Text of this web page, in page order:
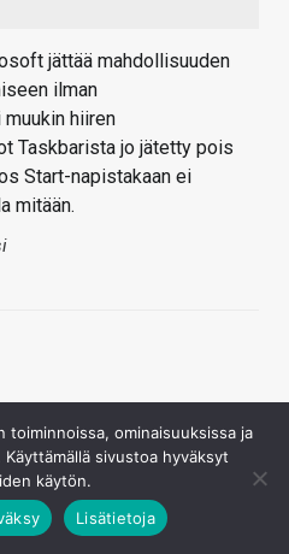
jättää mahdollisuuden
ilman
hiiren
Taskbarista jo jätetty pois
Start-napistakaan ei
mitään.
päivittään prosessoria kun
toiminnoissa, ominaisuuksissa ja
sivustoa hyväksyt
käytön.
Lisätietoja